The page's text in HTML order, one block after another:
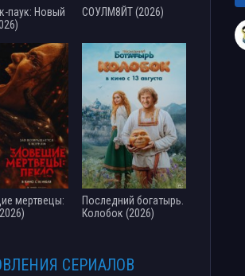
паук: Новый
СОУЛМ8ЙТ (2026)
мертвецы:
Последний богатырь.
Колобок (2026)
СЕРИАЛОВ